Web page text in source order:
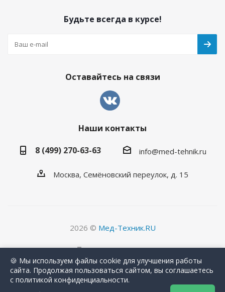
Будьте всегда в курсе!
Оставайтесь на связи
Наши контакты
8 (499) 270-63-63
info@med-tehnik.ru
Москва, Семёновский переулок, д. 15
2026 © Мед-Техник.RU
Версия для печати
🍪 Мы используем файлы cookie для улучшения работы
сайта. Продолжая пользоваться сайтом, вы соглашаетесь
с политикой конфиденциальности.